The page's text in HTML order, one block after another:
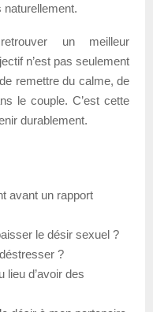
naturellement.
un meilleur
n’est pas seulement
remettre du calme, de
le couple. C’est cette
durablement.
avant un rapport
le désir sexuel ?
?
lieu d’avoir des